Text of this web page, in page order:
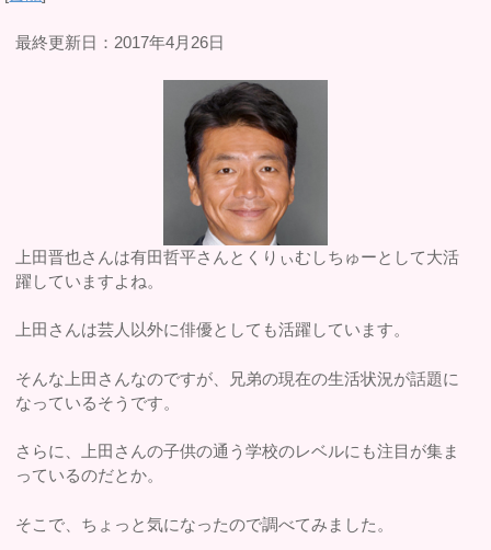
最終更新日：2017年4月26日
上田晋也さんは有田哲平さんとくりぃむしちゅーとして大活
躍していますよね。
上田さんは芸人以外に俳優としても活躍しています。
そんな上田さんなのですが、兄弟の現在の生活状況が話題に
なっているそうです。
さらに、上田さんの子供の通う学校のレベルにも注目が集ま
っているのだとか。
そこで、ちょっと気になったので調べてみました。